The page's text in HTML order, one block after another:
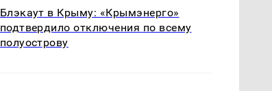
Блэкаут в Крыму: «Крымэнерго»
подтвердило отключения по всему
полуострову